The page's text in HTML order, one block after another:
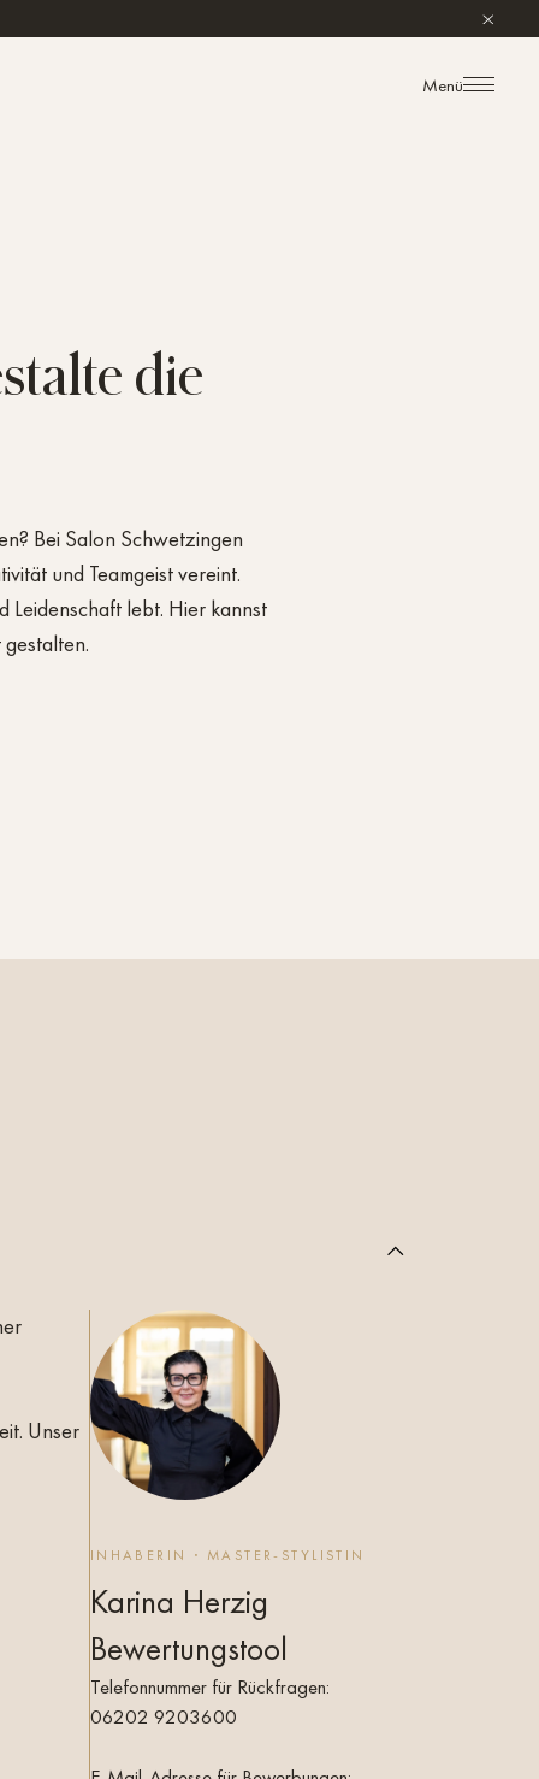
Menü
die
Bei Salon Schwetzingen
und Teamgeist vereint.
Leidenschaft lebt. Hier kannst
Unser
INHABERIN · MASTER-STYLISTIN
Karina Herzig
Bewertungstool
Telefonnummer für Rückfragen:
06202 9203600